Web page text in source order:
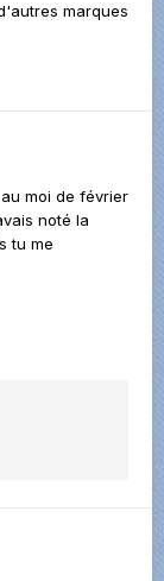
marques
moi de février
noté la
tu me